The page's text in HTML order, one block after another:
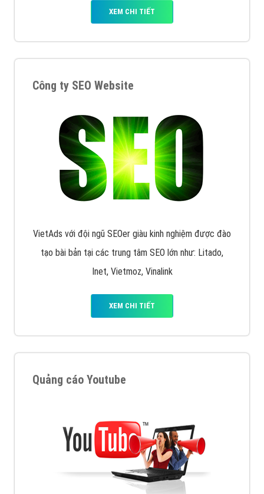
XEM CHI TIẾT
Công ty SEO Website
VietAds với đội ngũ SEOer giàu kinh nghiệm được đào
tạo bài bản tại các trung tâm SEO lớn như: Litado,
Inet, Vietmoz, Vinalink
XEM CHI TIẾT
Quảng cáo Youtube